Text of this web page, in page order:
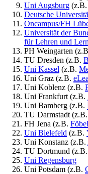
Uni Augsburg (z.B.
Deutsche
Oncampus/FH
Universität der
für Lehren und
PH Weingarten
TU Dresden (z.B.
Uni Kassel (z.B.
Uni Graz (z.B.
Uni Koblenz (z.B.
Uni Frankfurt (z.B.
Uni Bamberg (z.B.
TU Darmstadt (z.B.
FH Jena (z.B.
Uni Bielefeld (z.B.
Uni Konstanz (z.B.
TU Dortmund (z.B.
Uni Regensburg
Uni Potsdam (z.B.